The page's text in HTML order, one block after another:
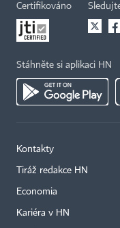
Certifikováno
Stáhněte si aplikaci HN
Kontakty
Tiráž redakce HN
Economia
Kariéra v HN